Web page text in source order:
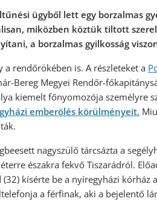
ügyből lett egy borzalmas
miközben köztük tiltott
a borzalmas gyilkosság
a rendőrökében is. A részleteket a
Bereg Megyei Rendőr-
kiemelt főnyomozója személyre
emberölés körülményeit.
nagyszülő tárcsázta a
északra fekvő Tiszarádról.
(32) kísérte be a nyíregyházi
a férfinak, aki a bejelentő